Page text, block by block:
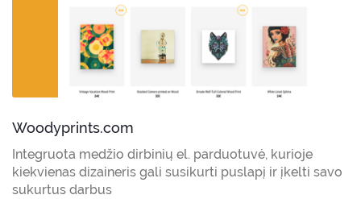
Woodyprints.com
Integruota medžio dirbinių el. parduotuvė, kurioje
kiekvienas dizaineris gali susikurti puslapį ir įkelti savo
sukurtus darbus